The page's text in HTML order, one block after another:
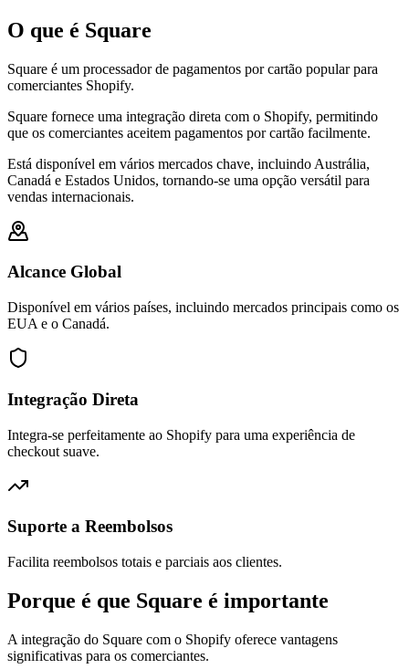
O que é Square
Square é um processador de pagamentos por cartão popular para
comerciantes Shopify.
Square fornece uma integração direta com o Shopify, permitindo
que os comerciantes aceitem pagamentos por cartão facilmente.
Está disponível em vários mercados chave, incluindo Austrália,
Canadá e Estados Unidos, tornando-se uma opção versátil para
vendas internacionais.
Alcance Global
Disponível em vários países, incluindo mercados principais como os
EUA e o Canadá.
Integração Direta
Integra-se perfeitamente ao Shopify para uma experiência de
checkout suave.
Suporte a Reembolsos
Facilita reembolsos totais e parciais aos clientes.
Porque é que Square é importante
A integração do Square com o Shopify oferece vantagens
significativas para os comerciantes.